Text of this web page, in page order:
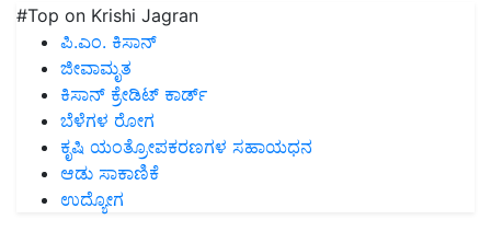
#Top on Krishi Jagran
ಪಿ.ಎಂ. ಕಿಸಾನ್
ಜೀವಾಮೃತ
ಕಿಸಾನ್ ಕ್ರೇಡಿಟ್ ಕಾರ್ಡ್
ಬೆಳೆಗಳ ರೋಗ
ಕೃಷಿ ಯಂತ್ರೋಪಕರಣಗಳ ಸಹಾಯಧನ
ಆಡು ಸಾಕಾಣಿಕೆ
ಉದ್ಯೋಗ